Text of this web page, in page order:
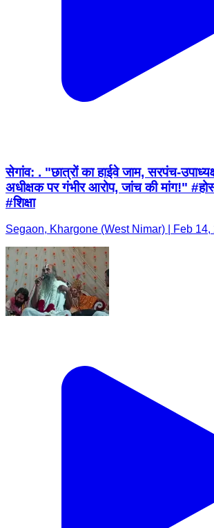
सेगांव: . "छात्रों का हाईवे जाम, सरपंच-
अधीक्षक पर गंभीर आरोप, जांच की मांग!"
#शिक्षा
Segaon, Khargone (West Nimar) | Feb 14,